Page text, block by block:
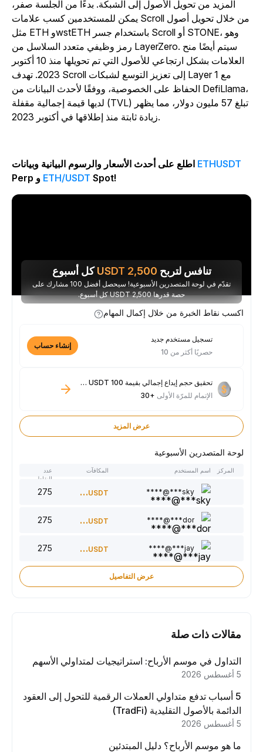
المزيد من تحويل الأصول إلى الشبكة. بدءًا من الجلسة صفر،
يمكن للمستخدمين كسب علامات Scroll من خلال تحويل أصول
مثل ETH وwstETH باستخدام جسر Scroll أو STONE، وهو
رمز وظيفي متعدد السلاسل من LayerZero. سيتم أيضًا منح
العلامات بشكل ارتجاعي للأصول التي تم تحويلها منذ 10 أكتوبر
2023. تهدف Scroll إلى تعزيز التوسع لشبكات Layer 1 مع
الحفاظ على الخصوصية، ووفقًا لأحدث البيانات من DefiLlama،
لديها قيمة إجمالية مقفلة (TVL) تبلغ 57 مليون دولار، مما يظهر
اطلع على أحدث الأسعار والرسوم البيانية وبياناتETHUSDT
Perp وETH/USDTSpot!
تنافس لتربح 2,500
USDTكل أسبوع
تقدّم في لوحة المتصدرين الأسبوعية! سيحصل أفضل 100 مشارك على
حصة قدرها 2,500 USDT كل أسبوع.
اكسب نقاط الخبرة من خلال إكمال المهام
تسجيل مستخدم جديد
حصريًا أكثر من 10
إنشاء حساب
تحقيق حجم إيداع إجمالي بقيمة 100 USDT فأكثر
الإتمام للمرّة الأولى+30
عرض المزيد
لوحة المتصدرين الأسبوعية
المركز اسم المستخدم المكافآت
النقاط
sky***@****
300USDT
dor***@****
220USDT
jay***@****
150USDT
عرض التفاصيل
مقالات ذات صلة
التداول في موسم الأرباح: استراتيجيات لمتداولي الأسهم
5 أسباب تدفع متداولي العملات الرقمية للتحول إلى العقود
الدائمة بالأصول التقليدية (TradFi)
ما هو موسم الأرباح؟ دليل المبتدئين